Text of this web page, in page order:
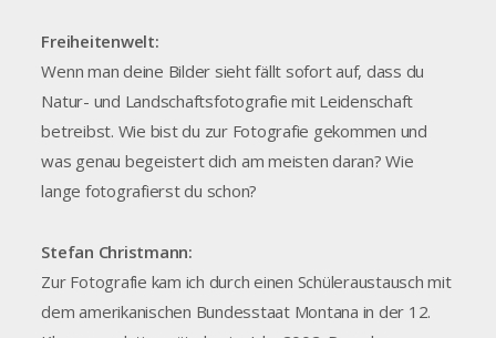
Freiheitenwelt:
Wenn man deine Bilder sieht fällt sofort auf, dass du
Natur- und Landschaftsfotografie mit Leidenschaft
betreibst. Wie bist du zur Fotografie gekommen und
was genau begeistert dich am meisten daran? Wie
lange fotografierst du schon?
Stefan Christmann:
Zur Fotografie kam ich durch einen Schüleraustausch mit
dem amerikanischen Bundesstaat Montana in der 12.